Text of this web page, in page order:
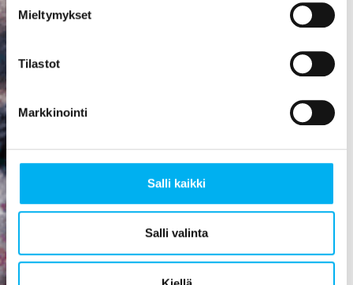
Mieltymykset
Tilastot
Markkinointi
Salli kaikki
Salli valinta
parantaa
viihtyisyyttä,
ehkäisee
vesivahinkoja,
helpottaa
pidentää